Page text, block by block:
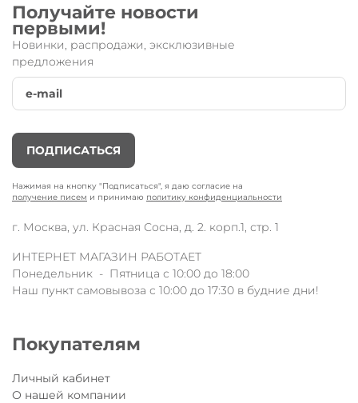
Получайте новости
первыми!
Новинки, распродажи, эксклюзивные
предложения
ПОДПИСАТЬСЯ
Нажимая на кнопку "Подписаться", я даю согласие на
получение писем и принимаю политику конфиденциальности
г. Москва, ул. Красная Сосна, д. 2. корп.1, стр. 1
ИНТЕРНЕТ МАГАЗИН РАБОТАЕТ
Понедельник - Пятница с 10:00 до 18:00
Наш пункт самовывоза с 10:00 до 17:30 в будние дни!
Покупателям
Личный кабинет
О нашей компании